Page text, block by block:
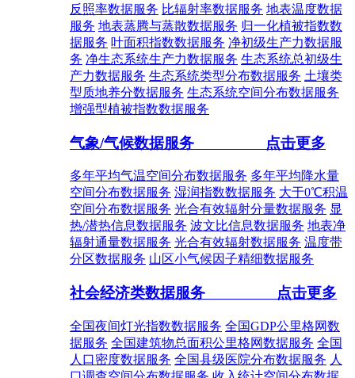
反照率数据服务 比辐射率数据服务 地表温度数据
服务 地表蒸腾与蒸散数据服务 归一化植被指数数
据服务 叶面积指数数据服务 净初级生产力数据服
务 净生态系统生产力数据服务 生态系统总初级生
产力数据服务 生态系统类型分布数据服务 土壤类
型质地养分数据服务 生态系统空间分布数据服务
增强型植被指数数据服务
气象/气候数据服务 点击更多
多年平均气温空间分布数据服务 多年平均降水量
空间分布数据服务 湿润指数数据服务 大于0℃积温
空间分布数据服务 光合有效辐射分量数据服务 显
热/潜热信息数据服务 波文比信息数据服务 地表净
辐射通量数据服务 光合有效辐射数据服务 温度带
分区数据服务 山区小气候因子精细数据服务
社会经济类数据服务 点击更多
全国夜间灯光指数数据服务 全国GDP公里格网数
据服务 全国建筑物总面积公里格网数据服务 全国
人口密度数据服务 全国县级医院分布数据服务 人